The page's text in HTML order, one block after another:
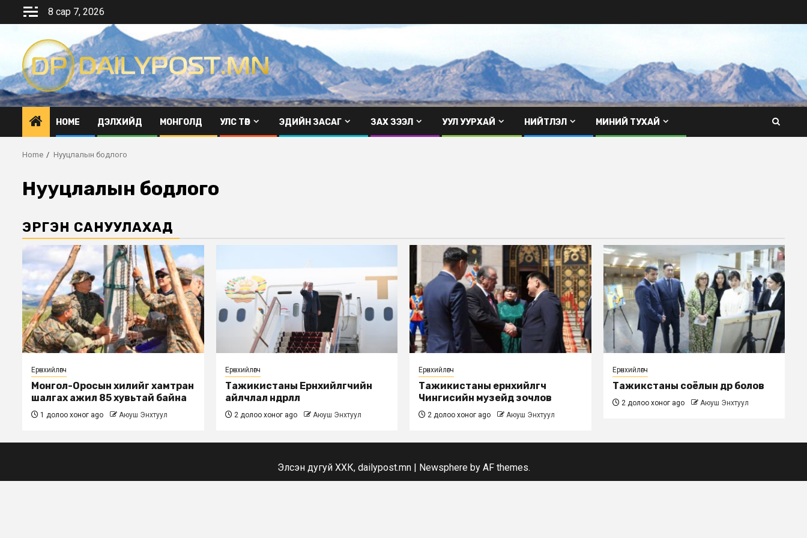
8 сар 7, 2026
HOME ДЭЛХИЙД МОНГОЛД УЛС ТӨР ЭДИЙН ЗАСАГ ЗАХ ЗЭЭЛ УУЛ УУРХАЙ НИЙТЛЭЛ МИНИЙ ТУХАЙ
Home Нууцлалын бодлого
Нууцлалын бодлого
ЭРГЭН САНУУЛАХАД
Ерөнхийлөгч
Монгол-Оросын хилийг хамтран
шалгах ажил 85 хувьтай байна
1 долоо хоног ago Аюуш Энхтуул
Ерөнхийлөгч
Тажикистаны Ерөнхийлөгчийн
айлчлал өндөрлөлөө
2 долоо хоног ago Аюуш Энхтуул
Ерөнхийлөгч
Тажикистаны ерөнхийлөгч
Чингисийн музейд зочлов
2 долоо хоног ago Аюуш Энхтуул
Ерөнхийлөгч
Тажикстаны соёлын өдөр болов
2 долоо хоног ago Аюуш Энхтуул
Элсэн дугуй ХХК, dailypost.mn | Newsphereby AF themes.